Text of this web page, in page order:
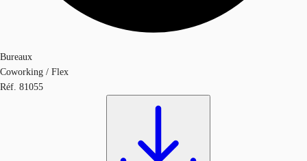
Bureaux
Coworking / Flex
Réf. 81055